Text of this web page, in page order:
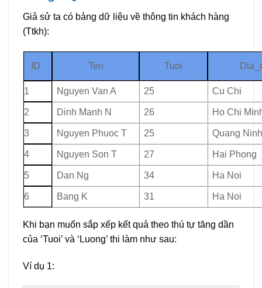
Giả sử ta có bảng dữ liệu về thông tin khách hàng
(Ttkh):
ID Ten Tuoi
1 Nguyen Van A 25 Cu Chi
2 Dinh Manh N 26 Ho Chi
3 Nguyen Phuoc T 25 Quang
4 Nguyen Son T 27 Hai Phong
5 Dan Ng 34 Ha Noi
6 Bang K 31 Ha Noi
Khi bạn muốn sắp xếp kết quả theo thú tự tăng dần
của ‘Tuoi’ và ‘Luong’ thi làm như sau:
Ví dụ 1: